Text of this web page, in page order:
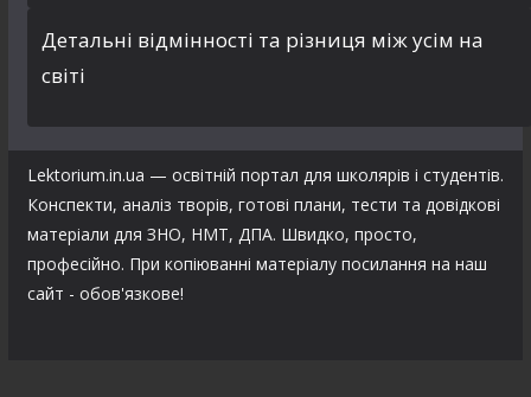
Детальні відмінності та різниця між усім на
світі
Lektorium.in.ua — освітній портал для школярів і студентів.
Конспекти, аналіз творів, готові плани, тести та довідкові
матеріали для ЗНО, НМТ, ДПА. Швидко, просто,
професійно. При копіюванні матеріалу посилання на наш
сайт - обов'язкове!